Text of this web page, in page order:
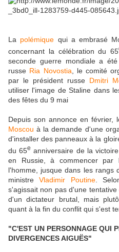
L a polémique qui a embrasé
concernant la célébration du 65
seconde guerre mondiale a
russe Ria Novostia , le comité
par le président russe Dmitri
utiliser l'image de Staline dans
des fêtes du 9 mai
Depuis son annonce en février,
Moscou à la demande d'une
d'installer des panneaux à la
du 65e anniversaire de la
en Russie, à commencer par
l'homme, jusque dans les rangs
ministreVladimir Poutine.
s'agissait non pas d'une
d'un dictateur brutal, mais
quant à la fin du conflit qui s'est
"C'EST UN PERSONNAGE QUI
DIVERGENCES AIGUËS"